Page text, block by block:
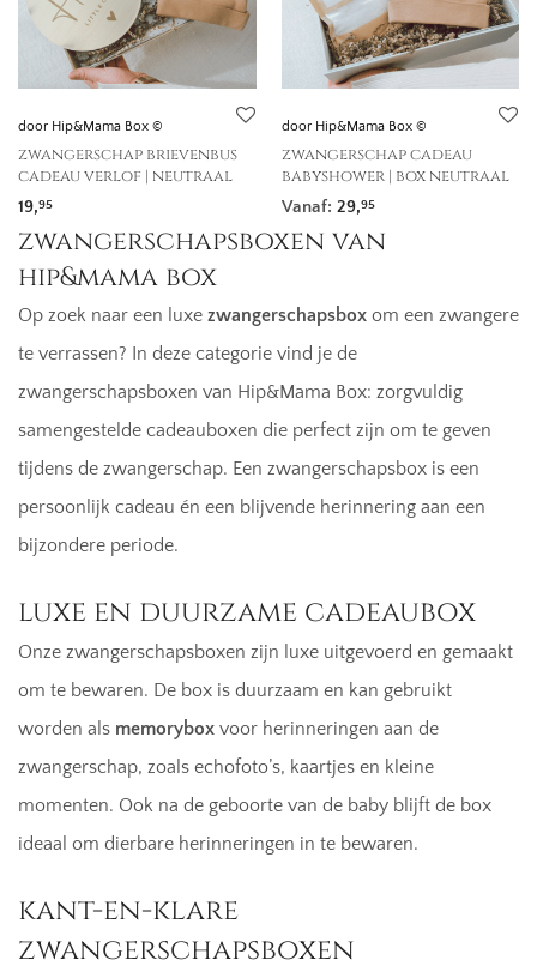
door Hip&Mama Box ©
zwangerschap brievenbus
cadeau verlof | neutraal
19,95
door Hip&Mama Box ©
zwangerschap cadeau
babyshower | box neutraal
Vanaf: 29,95
zwangerschapsboxen van
hip&mama box
Op zoek naar een luxe zwangerschapsbox om een zwangere
te verrassen? In deze categorie vind je de
zwangerschapsboxen van Hip&Mama Box: zorgvuldig
samengestelde cadeauboxen die perfect zijn om te geven
tijdens de zwangerschap. Een zwangerschapsbox is een
persoonlijk cadeau én een blijvende herinnering aan een
bijzondere periode.
luxe en duurzame cadeaubox
Onze zwangerschapsboxen zijn luxe uitgevoerd en gemaakt
om te bewaren. De box is duurzaam en kan gebruikt
worden als memorybox voor herinneringen aan de
zwangerschap, zoals echofoto’s, kaartjes en kleine
momenten. Ook na de geboorte van de baby blijft de box
ideaal om dierbare herinneringen in te bewaren.
kant-en-klare
zwangerschapsboxen